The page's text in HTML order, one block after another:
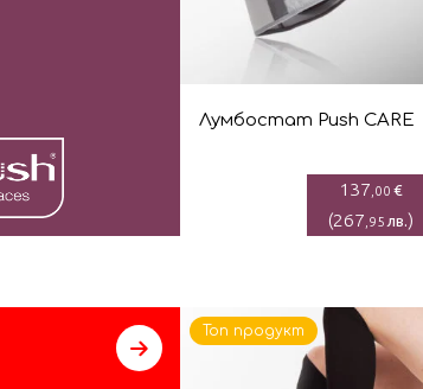
Лумбостaт Push CARE
137 ,00 €
(267 ,95лв.)
Топ продукт